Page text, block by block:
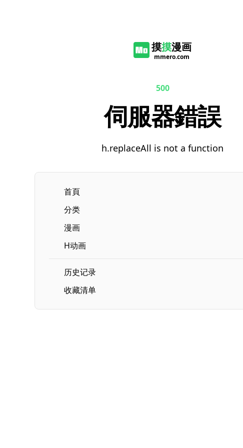
摸摸漫画
mmero.com
500
伺服器錯誤
h.replaceAll is not a function
首頁
分类
漫画
H动画
历史记录
收藏清单